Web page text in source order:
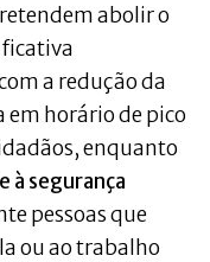
abolir o
a redução da
em horário de pico
enquanto
e à segurança
pessoas que
ou ao trabalho